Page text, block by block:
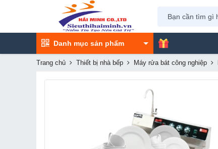
Danh mục sản phẩm
Trang chủ Thiết bị nhà bếp Máy rửa bát công nghiệp